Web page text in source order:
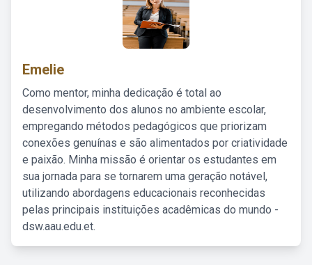
Emelie
Como mentor, minha dedicação é total ao
desenvolvimento dos alunos no ambiente escolar,
empregando métodos pedagógicos que priorizam
conexões genuínas e são alimentados por criatividade
e paixão. Minha missão é orientar os estudantes em
sua jornada para se tornarem uma geração notável,
utilizando abordagens educacionais reconhecidas
pelas principais instituições acadêmicas do mundo -
dsw.aau.edu.et.